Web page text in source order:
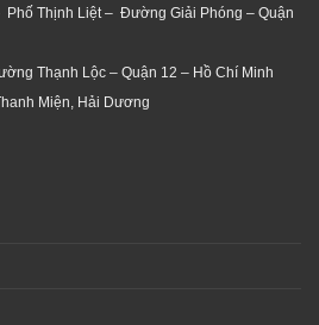
Phố Thịnh Liệt – Đường Giải Phóng – Quận
Thạnh Lộc – Quận 12 – Hồ Chí Minh
Miện, Hải Dương